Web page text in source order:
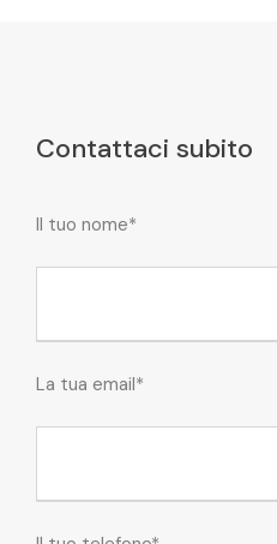
Contattaci subito
Il tuo nome*
La tua email*